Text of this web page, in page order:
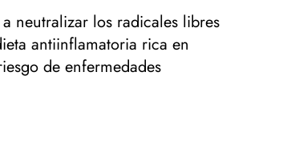
neutralizar los radicales libres
antiinflamatoria rica en
de enfermedades